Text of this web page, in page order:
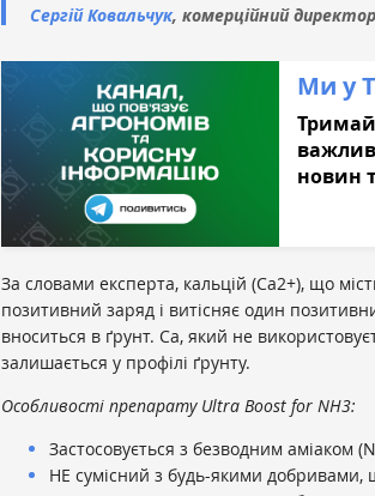
Сергій Ковальчук, комерційний директор
Ми у
Тримай
новин
За словами експерта, кальцій (Са2+), що
позитивний заряд і витісняє один
вноситься в ґрунт. Ca, який не
залишається у профілі ґрунту.
Особливості препарату Ultra Boost for NH3:
Застосовується з безводним аміаком
НЕ сумісний з будь-якими добривами,